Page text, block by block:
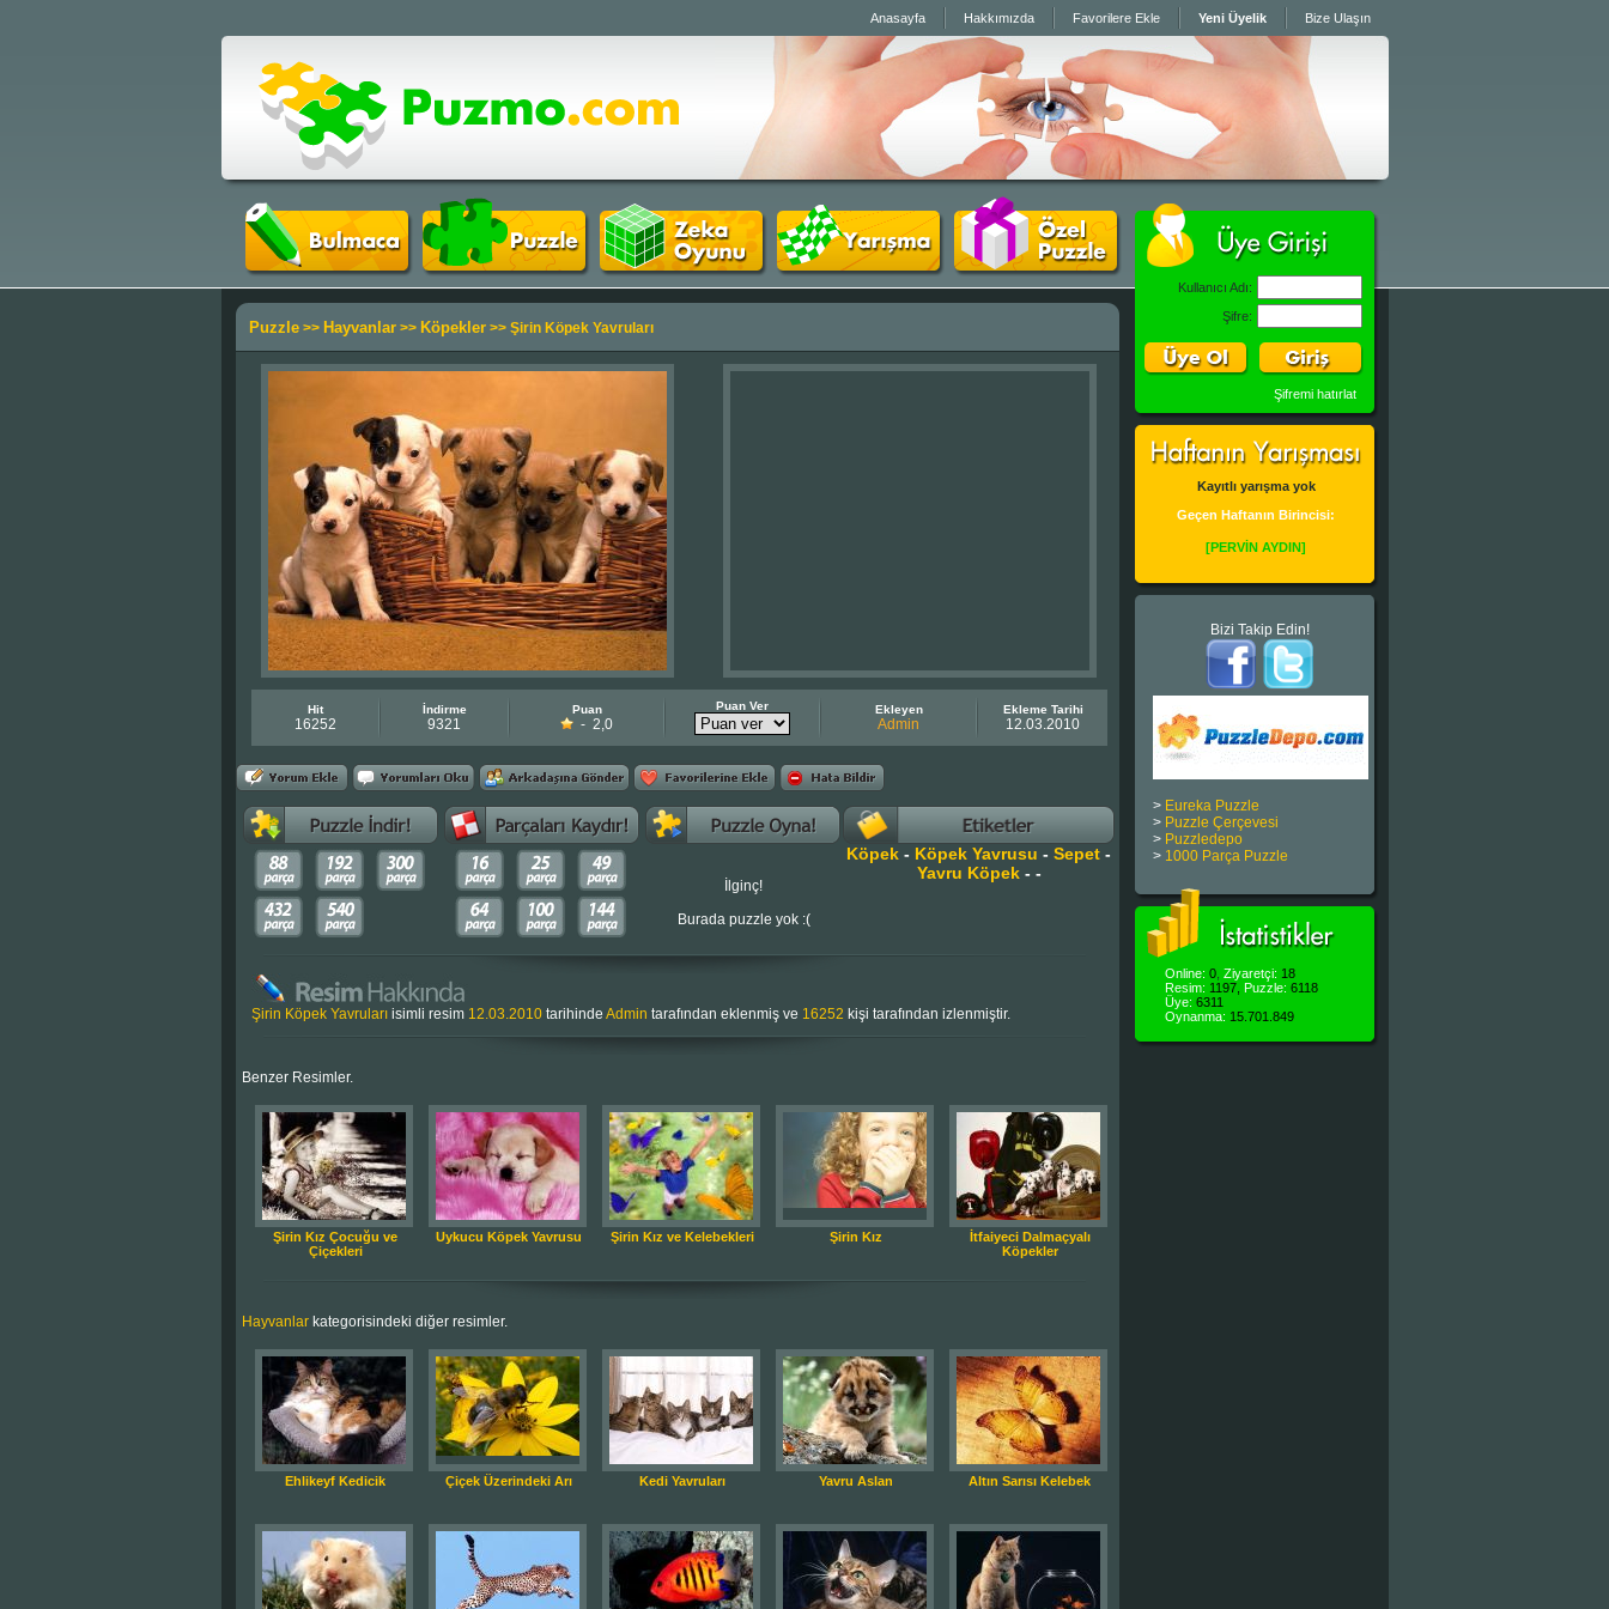
Anasayfa Hakkımızda Favorilere Ekle Yeni Üyelik Bize Ulaşın
Puzzle >> Hayvanlar >> Köpekler >> Şirin Köpek Yavruları
Hit
16252
İndirme
9321
Puan
- 2,0
Puan Ver Ekleyen
Admin
Ekleme Tarihi
12.03.2010
İlginç!
Burada puzzle yok :(
Köpek - Köpek Yavrusu - Sepet -
Yavru Köpek- -
Şirin Köpek Yavruları isimli resim 12.03.2010 tarihinde Admin tarafından eklenmiş ve 16252 kişi tarafından izlenmiştir.
Benzer Resimler.
Şirin Kız Çocuğu ve
Çiçekleri
Uykucu Köpek Yavrusu Şirin Kız ve Kelebekleri Şirin Kız
İtfaiyeci Dalmaçyalı
Köpekler
Hayvanlar kategorisindeki diğer resimler.
Ehlikeyf Kedicik Çiçek Üzerindeki Arı Kedi Yavruları Yavru Aslan Altın Sarısı Kelebek
Kullanıcı Adı:
Şifre:
Şifremi hatırlat
Kayıtlı yarışma yok
Geçen Haftanın Birincisi:
[PERVİN AYDIN]
Bizi Takip Edin!
> Eureka Puzzle
> Puzzle Çerçevesi
> Puzzledepo
> 1000 Parça Puzzle
Online: 0, Ziyaretçi: 18
Resim: 1197, Puzzle: 6118
Üye: 6311
Oynanma: 15.701.849